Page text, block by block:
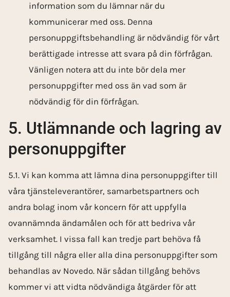
information som du lämnar när du
kommunicerar med oss. Denna
personuppgiftsbehandling är nödvändig för vårt
berättigade intresse att svara på din förfrågan.
Vänligen notera att du inte bör dela mer
personuppgifter med oss än vad som är
nödvändig för din förfrågan.
5. Utlämnande och lagring av
personuppgifter
5.1. Vi kan komma att lämna dina personuppgifter till
våra tjänsteleverantörer, samarbetspartners och
andra bolag inom vår koncern för att uppfylla
ovannämnda ändamålen och för att bedriva vår
verksamhet. I vissa fall kan tredje part behöva få
tillgång till några eller alla dina personuppgifter som
behandlas av Novedo. När sådan tillgång behövs
kommer vi att vidta nödvändiga åtgärder för att